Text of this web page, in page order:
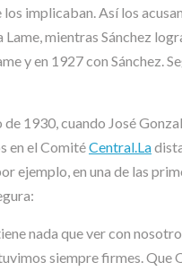
implicaban. Así los
mientras Sánchez
y en 1927 con Sánchez.
1930, cuando José
en el ComitéCentral.La
ejemplo, en una de las
nada que ver con
siempre firmes.